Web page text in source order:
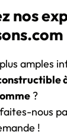
nos
amples
?
nous
!